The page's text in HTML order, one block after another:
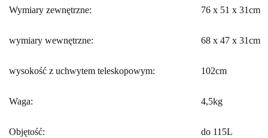
Wymiary zewnętrzne: 76 x 51 x 31cm
wymiary wewnętrzne: 68 x 47 x 31cm
wysokość z uchwytem teleskopowym: 102cm
Waga: 4,5kg
Objętość: do 115L